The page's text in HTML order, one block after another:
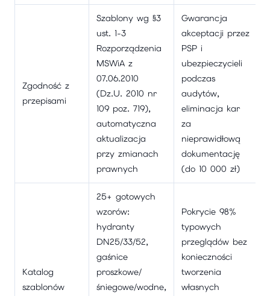
Zgodność z
przepisami
Szablony wg §3
ust. 1-3
Rozporządzenia
MSWiA z
07.06.2010
(Dz.U. 2010 nr
109 poz. 719),
automatyczna
aktualizacja
przy zmianach
prawnych
Gwarancja
akceptacji przez
PSP i
ubezpieczycieli
podczas
audytów,
eliminacja kar
za
nieprawidłową
dokumentację
(do 10 000 zł)
Katalog
szablonów
25+ gotowych
wzorów:
hydranty
DN25/33/52,
gaśnice
proszkowe/
śniegowe/wodne,
Pokrycie 98%
typowych
przeglądów bez
konieczności
tworzenia
własnych